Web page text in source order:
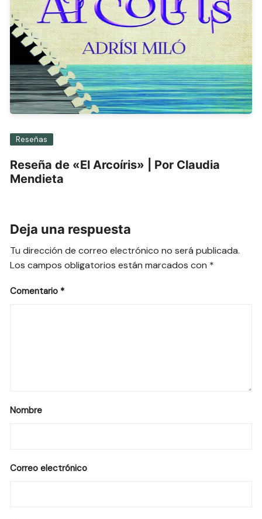
Reseñas
Reseña de «El Arcoíris» | Por Claudia
Mendieta
Deja una respuesta
Tu dirección de correo electrónico no será publicada.
Los campos obligatorios están marcados con *
Comentario *
Nombre
Correo electrónico